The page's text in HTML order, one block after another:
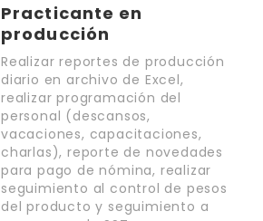
Practicante en
producción
Realizar reportes de producción
diario en archivo de Excel,
realizar programación del
personal (descansos,
vacaciones, capacitaciones,
charlas), reporte de novedades
para pago de nómina, realizar
seguimiento al control de pesos
del producto y seguimiento a